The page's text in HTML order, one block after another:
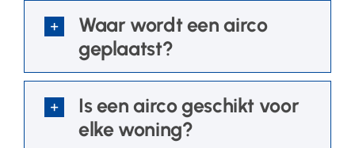
Waar wordt een airco
geplaatst?
Is een airco geschikt voor
elke woning?